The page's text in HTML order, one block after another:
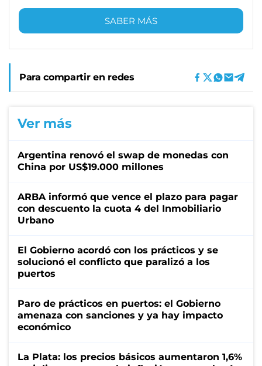
SABER MÁS
Para compartir en redes
Ver más
Argentina renovó el swap de monedas con
China por US$19.000 millones
ARBA informó que vence el plazo para pagar
con descuento la cuota 4 del Inmobiliario
Urbano
El Gobierno acordó con los prácticos y se
solucionó el conflicto que paralizó a los
puertos
Paro de prácticos en puertos: el Gobierno
amenaza con sanciones y ya hay impacto
económico
La Plata: los precios básicos aumentaron 1,6%